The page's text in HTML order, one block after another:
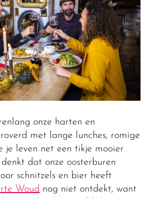
onze harten en
met lange lunches, romige
je leven net een tikje mooier
dat onze oosterburen
schnitzels en bier heeft
Woud nog niet ontdekt, want